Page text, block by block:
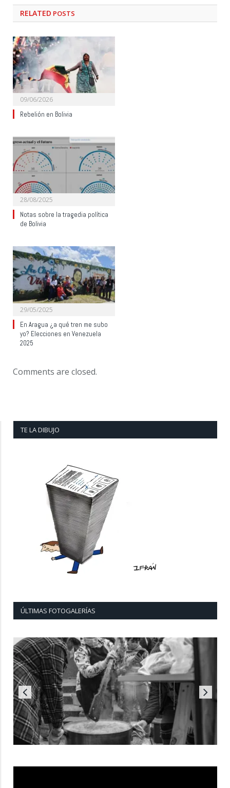
RELATED POSTS
09/06/2026
Rebelión en Bolivia
28/08/2025
Notas sobre la tragedia política
de Bolivia
29/05/2025
En Aragua ¿a qué tren me subo
yo? Elecciones en Venezuela
2025
Comments are closed.
TE LA DIBUJO
ÚLTIMAS FOTOGALERÍAS